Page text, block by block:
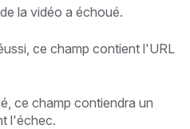
la vidéo a échoué.
ce champ contient l'URL
ce champ contiendra un
l'échec.